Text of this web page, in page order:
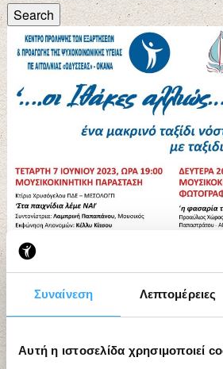
Συναίνεση Λεπτομέρειες
Αυτή η ιστοσελίδα χρησιμοποιεί
Search